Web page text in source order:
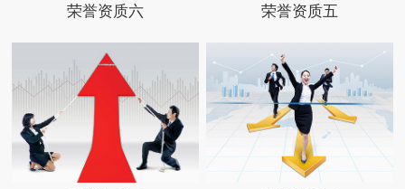
荣誉资质六 荣誉资质五